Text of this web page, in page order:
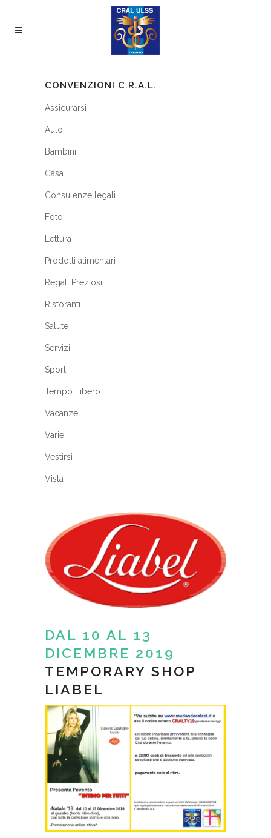
CONVENZIONI C.R.A.L.
Assicurarsi
Auto
Bambini
Casa
Consulenze legali
Foto
Lettura
Prodotti alimentari
Regali Preziosi
Ristoranti
Salute
Servizi
Sport
Tempo Libero
Vacanze
Varie
Vestirsi
Vista
DAL 10 AL 13
DICEMBRE 2019
TEMPORARY SHOP
LIABEL